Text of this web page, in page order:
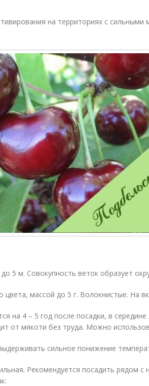
на территориях с сильными
5 м. Совокупность веток образует
массой до 5 г. Волокнистые. На
на 4 – 5 год после посадки, в
от мякоти без труда. Можно
сильное понижение
Рекомендуется посадить рядом